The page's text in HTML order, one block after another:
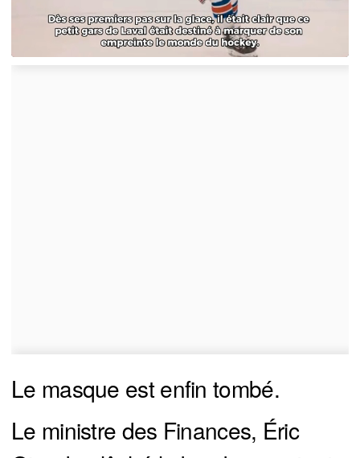
Le masque est enfin tombé.
Le ministre des Finances, Éric